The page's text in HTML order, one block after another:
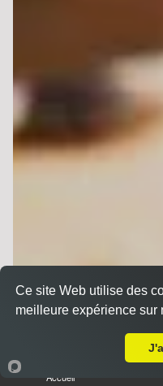
Accueil
Ce site Web utilise des
meilleure expérience sur